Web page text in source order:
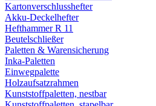
Kartonverschlusshefter
Akku-Deckelhefter
Hefthammer R 11
Beutelschließer
Paletten & Warensicherung
Inka-Paletten
Einwegpalette
Holzaufsatzrahmen
Kunststoffpaletten, nestbar